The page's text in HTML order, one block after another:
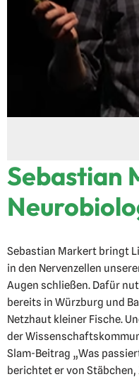
Sebastian
Sebastian Markert bringt
in den Nervenzellen
Augen schließen. Dafür
bereits in Würzburg und
Netzhaut kleiner Fische.
der
Slam-Beitrag „Was
berichtet er von